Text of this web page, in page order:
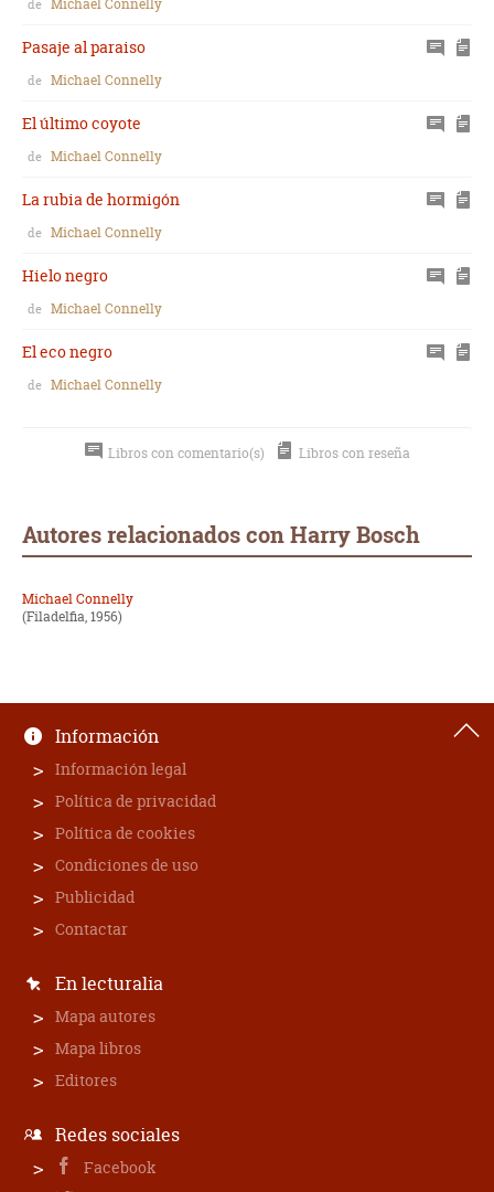
de Michael Connelly
Pasaje al paraiso
de Michael Connelly
El último coyote
de Michael Connelly
La rubia de hormigón
de Michael Connelly
Hielo negro
de Michael Connelly
El eco negro
de Michael Connelly
Libros con comentario(s) Libros con reseña
Autores relacionados con Harry Bosch
Michael Connelly
(Filadelfia, 1956)
Información
Información legal
Política de privacidad
Política de cookies
Condiciones de uso
Publicidad
Contactar
En lecturalia
Mapa autores
Mapa libros
Editores
Redes sociales
Facebook